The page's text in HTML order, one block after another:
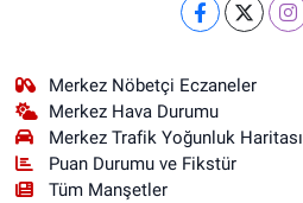
Merkez Nöbetçi Eczaneler
Merkez Hava Durumu
Merkez Trafik Yoğunluk Haritası
Puan Durumu ve Fikstür
Tüm Manşetler